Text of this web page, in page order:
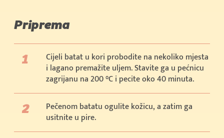
Priprema
Cijeli batat u kori probodite na nekoliko mjesta
i lagano premažite uljem. Stavite ga u pećnicu
zagrijanu na 200 °C i pecite oko 40 minuta.
Pečenom batatu ogulite kožicu, a zatim ga
usitnite u pire.